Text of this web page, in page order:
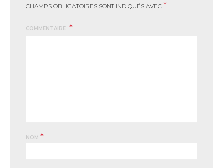
CHAMPS OBLIGATOIRES SONT INDIQUÉS AVEC *
COMMENTAIRE
NOM *